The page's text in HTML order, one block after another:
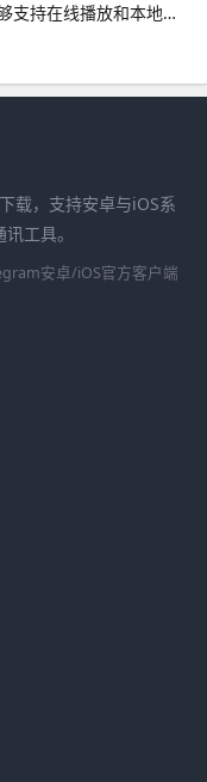
可以让观众 五影音点击查看能够支持在线播放和本地播放，自带播放器功能，支持导入各种不同视频格式，mp4avirmvbmov等都可以使用，方便我们在；综上所述，影音HD是iPad用户提升娱乐体验的理想选择，它将为用户提供一个无缝衔接高效的
载，支持安卓与iOS系
工具。
安卓/iOS官方客户端